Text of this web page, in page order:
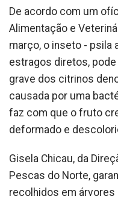
De acordo com um
Alimentação e
março, o inseto - psila
estragos diretos,
grave dos citrinos
causada por uma
faz com que o fruto
deformado e
Gisela Chicau, da
Pescas do Norte,
recolhidos em árvores